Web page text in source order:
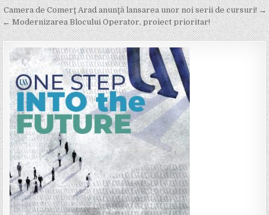
Post
navigation
Camera de Comerţ Arad anunţă lansarea unor noi serii de cursuri! →
← Modernizarea Blocului Operator, proiect prioritar!